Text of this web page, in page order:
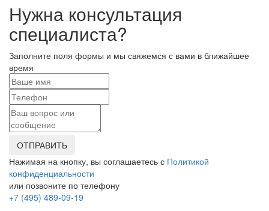
Нужна консультация
специалиста?
Заполните поля формы и мы свяжемся с вами в ближайшее
время
ОТПРАВИТЬ
Нажимая на кнопку, вы соглашаетесь с Политикой
конфиденциальности
или позвоните по телефону
+7 (495) 489-09-19